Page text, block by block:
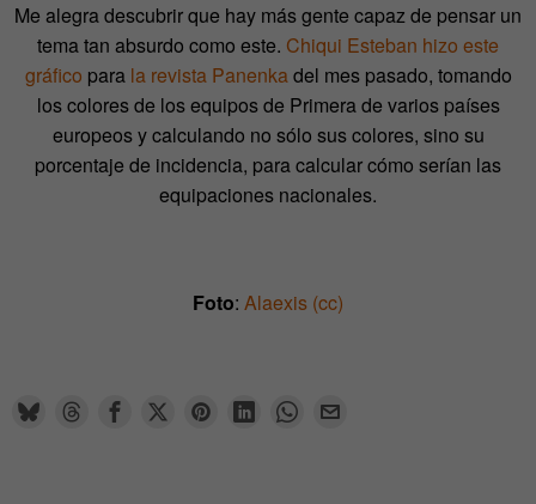
Me alegra descubrir que hay más gente capaz de pensar un
tema tan absurdo como este. Chiqui Esteban hizo este
gráfico para la revista Panenkadel mes pasado, tomando
los colores de los equipos de Primera de varios países
europeos y calculando no sólo sus colores, sino su
porcentaje de incidencia, para calcular cómo serían las
equipaciones nacionales.
Foto: Alaexis (cc)